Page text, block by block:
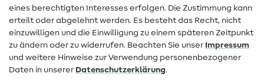
Widerrufsrecht
Beliebt
Stoffe
eines berechtigten Interesses erfolgen. Die Zustimmung kann
erteilt oder abgelehnt werden. Es besteht das Recht, nicht
einzuwilligen und die Einwilligung zu einem späteren Zeitpunkt
zu ändern oder zu widerrufen. Beachten Sie unser Impressum
und weitere Hinweise zur Verwendung personenbezogener
Daten in unserer Daten­schutz­erklärung.